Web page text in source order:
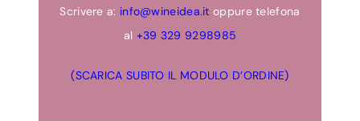
Scrivere a: info@wineidea.it oppure telefona
al +39 329 9298985
(SCARICA SUBITO IL MODULO D’ORDINE)